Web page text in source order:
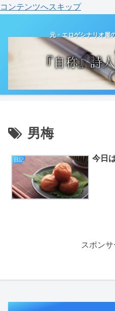
コンテンツへスキップ
元・エロゲシナリオ屋
男梅
日記 今日
スポン